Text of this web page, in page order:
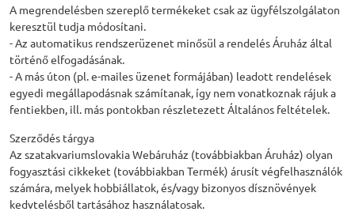
A megrendelésben szereplő termékeket csak az ügyfélszolgálaton
keresztül tudja módosítani.
- Az automatikus rendszerüzenet minősül a rendelés Áruház által
történő elfogadásának.
- A más úton (pl. e-mailes üzenet formájában) leadott rendelések
egyedi megállapodásnak számítanak, így nem vonatkoznak rájuk a
fentiekben, ill. más pontokban részletezett Általános feltételek.
Szerződés tárgya
Az szatakvariumslovakia Webáruház (továbbiakban Áruház) olyan
fogyasztási cikkeket (továbbiakban Termék) árusít végfelhasználók
számára, melyek hobbiállatok, és/vagy bizonyos dísznövények
kedvtelésből tartásához használatosak.